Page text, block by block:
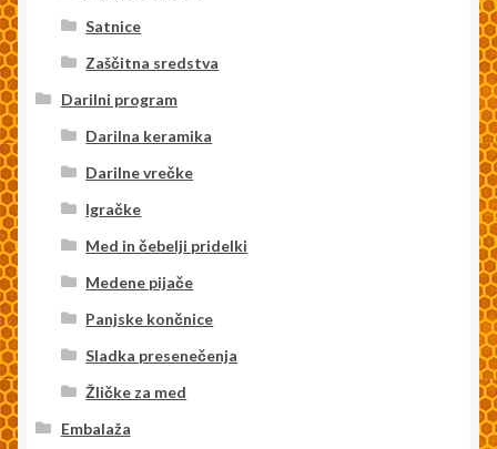
Satnice
Zaščitna sredstva
Darilni program
Darilna keramika
Darilne vrečke
Igračke
Med in čebelji pridelki
Medene pijače
Panjske končnice
Sladka presenečenja
Žličke za med
Embalaža